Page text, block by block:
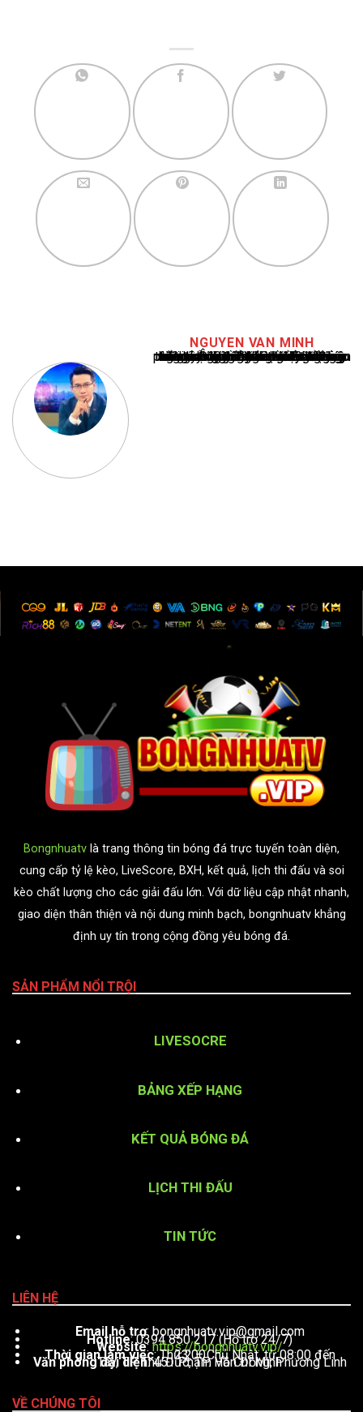
NGUYEN VAN MINH
Nguyễn Văn Minh là một trong những chuyên gia hàng đầu về báo cáo tin tức thể thao tại Việt Nam, với hơn 10 năm hoạt động trong ngành. Ông có kiến thức sâu rộng và kinh nghiệm đáng kể trong việc phân tích và báo cáo về các sự kiện thể thao hàng đầu. Sự hiểu biết sâu sắc của ông về ngành này đã giúp ông xây dựng uy tín và danh tiếng trong cộng đồng báo chí thể thao.
Bongnhuatv là trang thông tin bóng đá trực tuyến toàn diện,
cung cấp tỷ lệ kèo, LiveScore, BXH, kết quả, lịch thi đấu và soi
kèo chất lượng cho các giải đấu lớn. Với dữ liệu cập nhật nhanh,
giao diện thân thiện và nội dung minh bạch, bongnhuatv khẳng
định uy tín trong cộng đồng yêu bóng đá.
SẢN PHẨM NỔI TRỘI
LIVESOCRE
BẢNG XẾP HẠNG
KẾT QUẢ BÓNG ĐÁ
LỊCH THI ĐẤU
TIN TỨC
LIÊN HỆ
Email hỗ trợ:bongnhuatv.vip@gmail.com
Hotline: 0394 850 217 (Hỗ trợ 24/7)
Website:https://bongnhuatv.vip/
Thời gian làm việc : Thứ 2 – Chủ Nhật, từ 08:00 đến 23:00
Văn phòng đại diện: 451 Phạm Văn Đồng, Phường Linh Tây, TP. Thủ Đức, TP. Hồ Chí Minh
VỀ CHÚNG TÔI